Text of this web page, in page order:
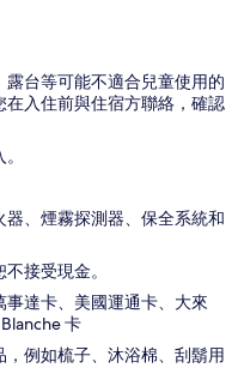
台等可能不適合兒童使用的
入住前與住宿方聯絡，確認
、煙霧探測器、保全系統和
接受現金。
事達卡、美國運通卡、大來
卡
例如梳子、沐浴棉、刮鬍用